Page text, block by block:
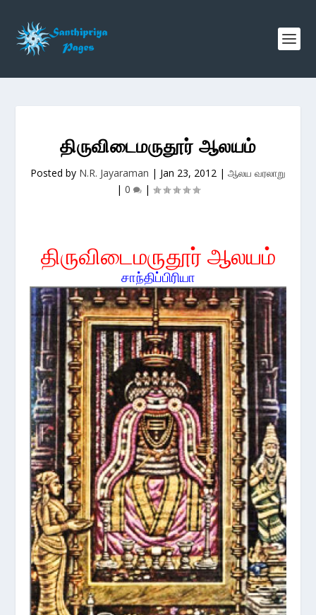
திருவிடைமருதூர் ஆலயம்
Posted by N.R. Jayaraman | Jan 23, 2012 | ஆலய வரலாறு
| 0 |
திருவிடைமருதூர் ஆலயம்
சாந்திப்பிரியா